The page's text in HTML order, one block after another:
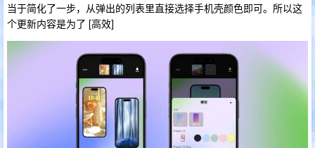
当于简化了一步，从弹出的列表里直接选择手机壳颜色即可。所以这
个更新内容是为了 [高效]